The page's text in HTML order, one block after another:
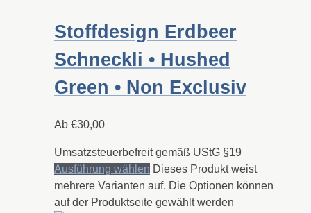
Stoffdesign Erdbeer
Schneckli • Hushed
Green • Non Exclusiv
Ab €30,00
Umsatzsteuerbefreit gemäß UStG §19
Ausführung wählen Dieses Produkt weist
mehrere Varianten auf. Die Optionen können
auf der Produktseite gewählt werden